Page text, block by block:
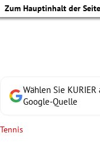
Zum Hauptinhalt der Seite
Wählen Sie
Google-Quelle
Tennis